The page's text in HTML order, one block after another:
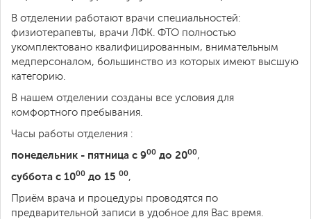
В отделении работают врачи специальностей:
физиотерапевты, врачи ЛФК. ФТО полностью
укомплектовано квалифицированным, внимательным
медперсоналом, большинство из которых имеют высшую
категорию.
В нашем отделении созданы все условия для
комфортного пребывания.
Часы работы отделения :
понедельник - пятница с 900 до 2000,
суббота с 1000 до 15 00,
Приём врача и процедуры проводятся по
предварительной записи в удобное для Вас время.